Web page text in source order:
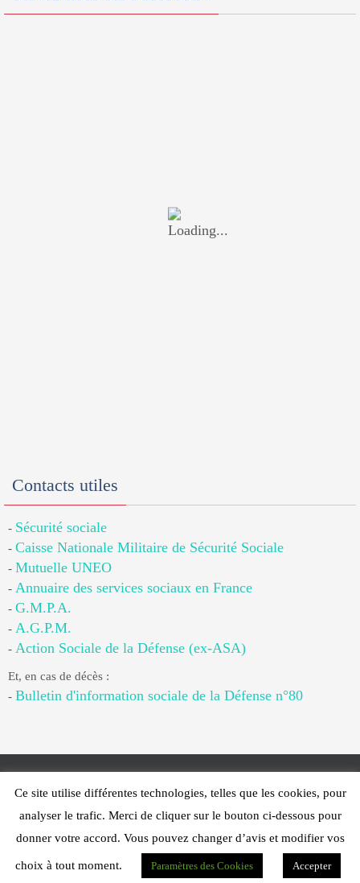
Contacts utiles
- Sécurité sociale
- Caisse Nationale Militaire de Sécurité Sociale
- Mutuelle UNEO
- Annuaire des services sociaux en France
- G.M.P.A.
- A.G.P.M.
- Action Sociale de la Défense (ex-ASA)
Et, en cas de décès :
- Bulletin d'information sociale de la Défense n°80
Web Design - PFS Concept Toulon - © 2025
Fonctionne avec Nirvana WordPress.
Ce site utilise différentes technologies, telles que les cookies, pour
analyser le trafic. Merci de cliquer sur le bouton ci-dessous pour
donner votre accord. Vous pouvez changer d’avis et modifier vos
choix à tout moment. Paramètres des Cookies Accepter